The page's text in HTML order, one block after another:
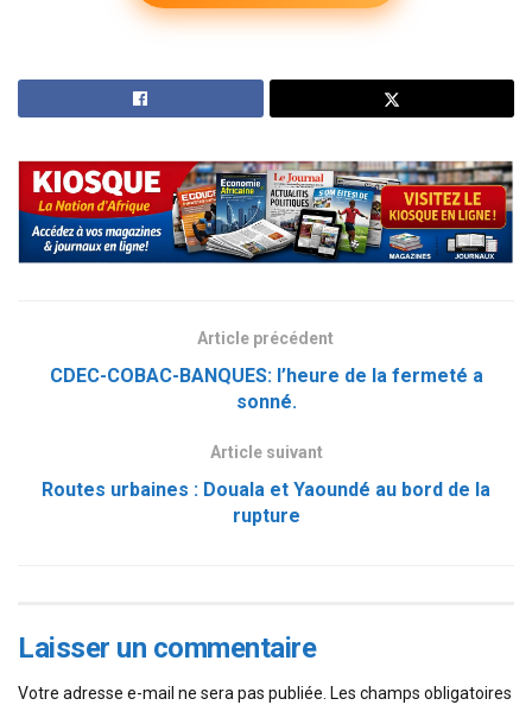
Article précédent
CDEC-COBAC-BANQUES: l’heure de la fermeté a
sonné.
Article suivant
Routes urbaines : Douala et Yaoundé au bord de la
rupture
Laisser un commentaire
Votre adresse e-mail ne sera pas publiée. Les champs obligatoires